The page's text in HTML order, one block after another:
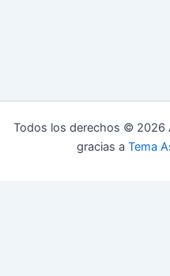
Todos los derechos © 2026
gracias a Tema